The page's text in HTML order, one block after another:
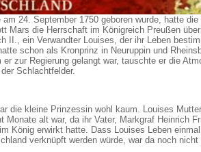
24. September 1750 geboren wurde, hatte
Mars die Herrschaft im Königreich Preußen
II., ein Verwandter Louises, der ihr Leben
schon als Kronprinz in Neuruppin und
zur Regierung gelangt war, tauschte er die
Schlachtfelder.
die kleine Prinzessin wohl kaum. Louises
Monate alt war, da ihr Vater, Markgraf Heinrich
König erwirkt hatte. Dass Louises Leben
verknüpft werden würde, war da noch